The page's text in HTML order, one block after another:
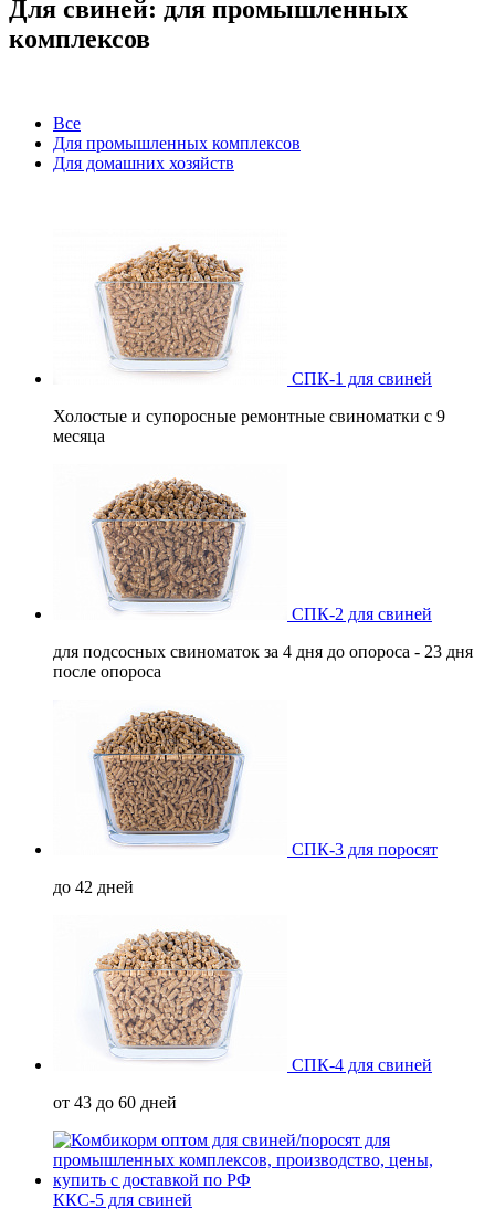
Для свиней: для промышленных
комплексов
Все
Для промышленных комплексов
Для домашних хозяйств
СПК-1 для свиней
Холостые и супоросные ремонтные свиноматки с 9
месяца
СПК-2 для свиней
для подсосных свиноматок за 4 дня до опороса - 23 дня
после опороса
СПК-3 для поросят
до 42 дней
СПК-4 для свиней
от 43 до 60 дней
ККС-5 для свиней